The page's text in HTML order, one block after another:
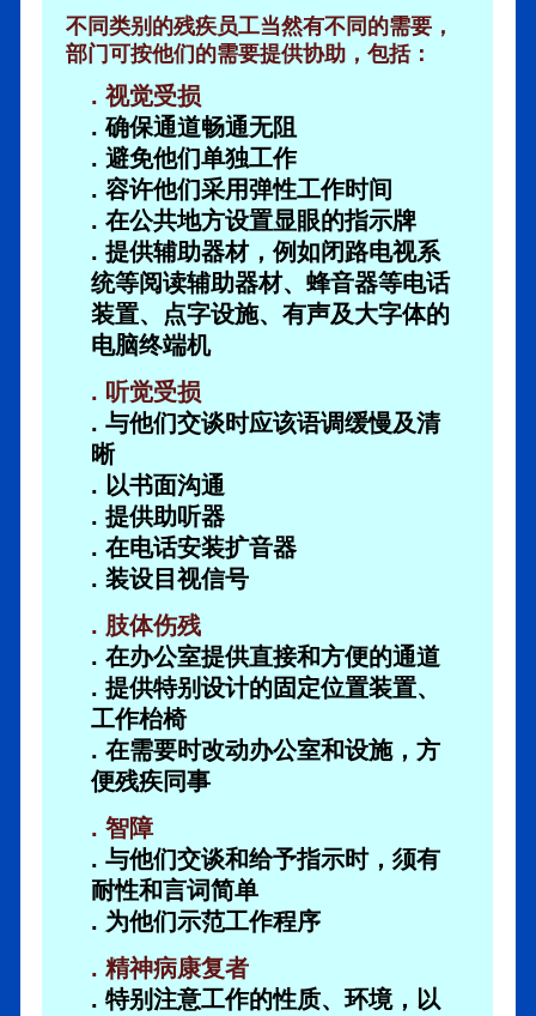
不同类别的残疾员工当然有不同的需要，
部门可按他们的需要提供协助，包括：
. 视觉受损
. 确保通道畅通无阻
. 避免他们单独工作
. 容许他们采用弹性工作时间
. 在公共地方设置显眼的指示牌
. 提供辅助器材，例如闭路电视系
统等阅读辅助器材、蜂音器等电话
装置、点字设施、有声及大字体的
电脑终端机
. 听觉受损
. 与他们交谈时应该语调缓慢及清
晰
. 以书面沟通
. 提供助听器
. 在电话安装扩音器
. 装设目视信号
. 肢体伤残
. 在办公室提供直接和方便的通道
. 提供特别设计的固定位置装置、
工作枱椅
. 在需要时改动办公室和设施，方
便残疾同事
. 智障
. 与他们交谈和给予指示时，须有
耐性和言词简单
. 为他们示范工作程序
. 精神病康复者
. 特别注意工作的性质、环境，以